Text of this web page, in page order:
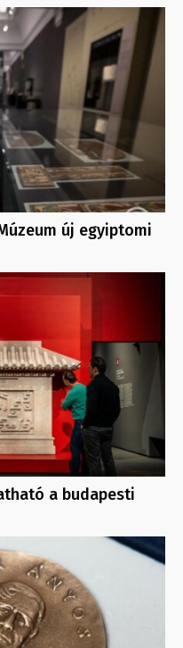
új egyiptomi
a budapesti